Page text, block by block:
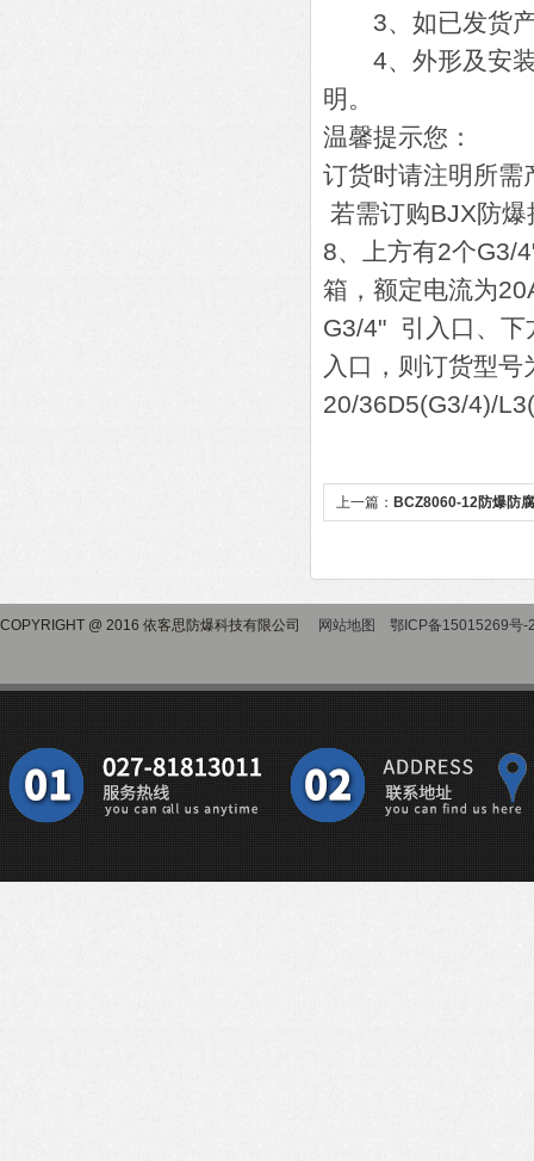
3、如已发货产
4、外形及安装
明。
温馨提示您：
订货时请注明所需
若需订购BJX防
8、上方有2个G3/
箱，额定电流为
G3/4" 引入口、下
入口，则订货型号
20/36D5(G3/4)/
上一篇： BCZ8060-12防爆防
COPYRIGHT @ 2016 依客思防爆科技有限公司 网站地图 鄂ICP备15015269号-